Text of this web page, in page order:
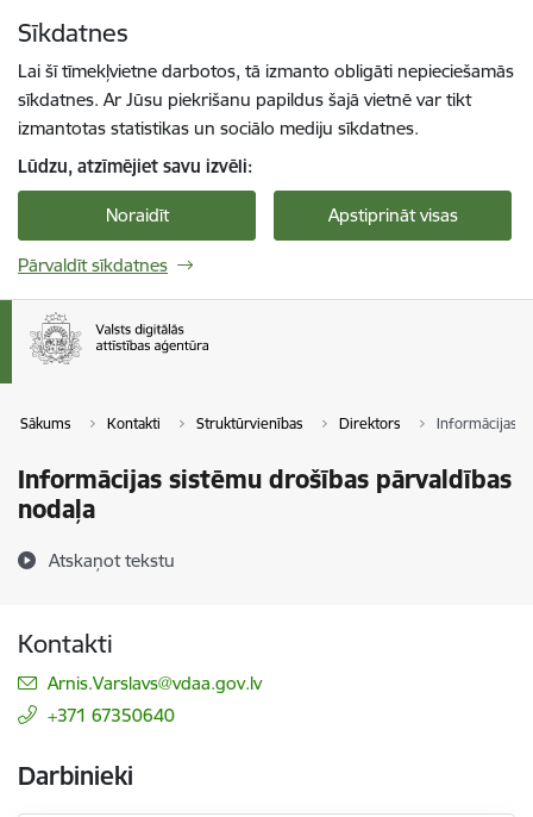
Sīkdatnes
Lai šī tīmekļvietne darbotos, tā izmanto obligāti nepieciešamās
sīkdatnes. Ar Jūsu piekrišanu papildus šajā vietnē var tikt
izmantotas statistikas un sociālo mediju sīkdatnes.
Lūdzu, atzīmējiet savu izvēli:
Noraidīt Apstiprināt visas
Pārvaldīt sīkdatnes
Sākums Kontakti Struktūrvienības Direktors Informācijas
Informācijas sistēmu drošības pārvaldības
nodaļa
Atskaņot tekstu
Kontakti
E-pasts:
Arnis.Varslavs@vdaa.gov.lv
+371 67350640
Darbinieki